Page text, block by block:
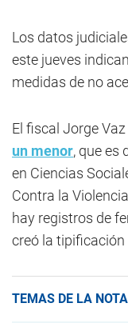
Los datos
este jueves
medidas de no
El fiscal Jorge Vaz
un menor, que es
en Ciencias
Contra la
hay registros de
creó la tipificación
TEMAS DE LA NOTA